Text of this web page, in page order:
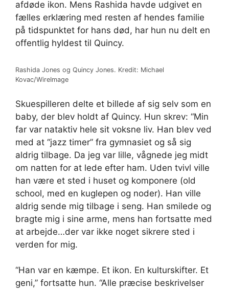
afdøde ikon. Mens Rashida havde udgivet en
fælles erklæring med resten af ​​hendes familie
på tidspunktet for hans død, har hun nu delt en
offentlig hyldest til Quincy.
Rashida Jones og Quincy Jones. Kredit: Michael
Kovac/WireImage
Skuespilleren delte et billede af sig selv som en
baby, der blev holdt af Quincy. Hun skrev: “Min
far var nataktiv hele sit voksne liv. Han blev ved
med at “jazz timer” fra gymnasiet og så sig
aldrig tilbage. Da jeg var lille, vågnede jeg midt
om natten for at lede efter ham. Uden tvivl ville
han være et sted i huset og komponere (old
school, med en kuglepen og noder). Han ville
aldrig sende mig tilbage i seng. Han smilede og
bragte mig i sine arme, mens han fortsatte med
at arbejde…der var ikke noget sikrere sted i
verden for mig.
“Han var en kæmpe. Et ikon. En kulturskifter. Et
geni,” fortsatte hun. “Alle præcise beskrivelser